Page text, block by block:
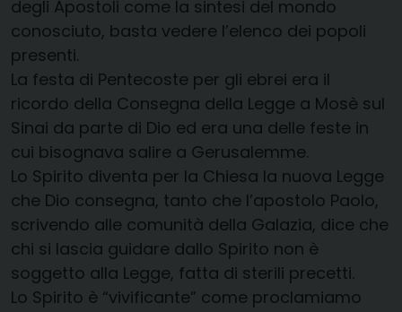
degli Apostoli come la sintesi del mondo
conosciuto, basta vedere l’elenco dei popoli
presenti.
La festa di Pentecoste per gli ebrei era il
ricordo della Consegna della Legge a Mosè sul
Sinai da parte di Dio ed era una delle feste in
cui bisognava salire a Gerusalemme.
Lo Spirito diventa per la Chiesa la nuova Legge
che Dio consegna, tanto che l’apostolo Paolo,
scrivendo alle comunità della Galazia, dice che
chi si lascia guidare dallo Spirito non è
soggetto alla Legge, fatta di sterili precetti.
Lo Spirito è “vivificante” come proclamiamo